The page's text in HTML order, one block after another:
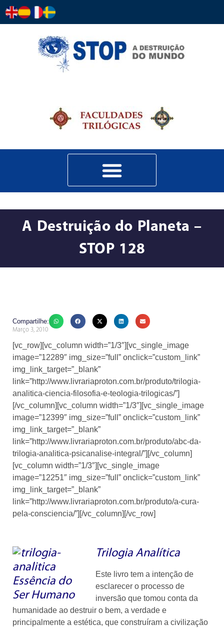
A Destruição do Planeta –
STOP 128
Compartilhe:
Março 3, 2010
[vc_row][vc_column width=”1/3″][vc_single_image
image=”12289″ img_size=”full” onclick=”custom_link”
img_link_target=”_blank”
link=”http://www.livrariaproton.com.br/produto/trilogia-
analitica-ciencia-filosofia-e-teologia-trilogicas/”]
[/vc_column][vc_column width=”1/3″][vc_single_image
image=”12399″ img_size=”full” onclick=”custom_link”
img_link_target=”_blank”
link=”http://www.livrariaproton.com.br/produto/abc-da-
trilogia-analitica-psicanalise-integral/”][/vc_column]
[vc_column width=”1/3″][vc_single_image
image=”12251″ img_size=”full” onclick=”custom_link”
img_link_target=”_blank”
link=”http://www.livrariaproton.com.br/produto/a-cura-
pela-consciencia/”][/vc_column][/vc_row]
Trilogia Analítica
Este livro tem a intenção de
esclarecer o processo de
inversão que tomou conta da
humanidade ao destruir o bem, a verdade e
principalmente a estética, que construíram a civilização